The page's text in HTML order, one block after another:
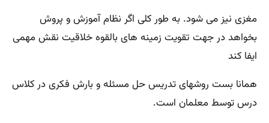
مغزی نیز می شود. به طور کلی اگر نظام آموزش و پروش
بخواهد در جهت تقویت زمینه های بالقوه خلاقیت نقش مهمی
ایفا کند
همانا بست روشهای تدریس حل مسئله و بارش فکری در کلاس
درس توسط معلمان است.